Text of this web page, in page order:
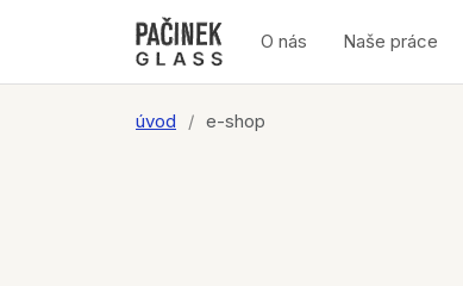
O nás Naše práce
úvod e-shop